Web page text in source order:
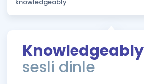
Puan Hesaplama
ÖSYM Sınav Takvimi
Kampanyalar
Knowledgeably
sesli dinle